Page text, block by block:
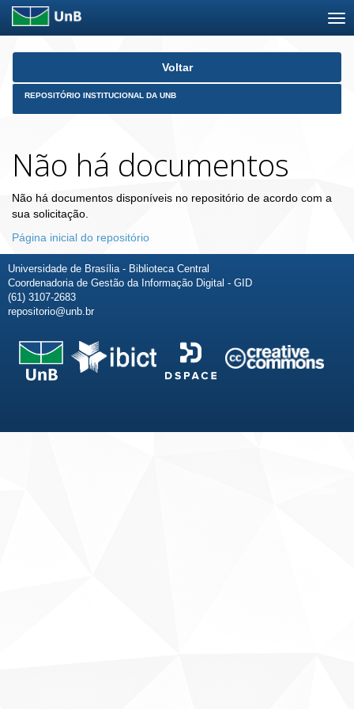
Skip
Voltar
REPOSITÓRIO INSTITUCIONAL DA UNB
Não há documentos
Não há documentos disponíveis no repositório de acordo com a
sua solicitação.
Página inicial do repositório
Universidade de Brasília - Biblioteca Central
Coordenadoria de Gestão da Informação Digital - GID
(61) 3107-2683
repositorio@unb.br